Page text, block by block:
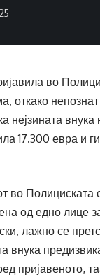
во
откако
нејзината
17.300 евра и
во
од едно лице
лажно се
внука
пријавеното,